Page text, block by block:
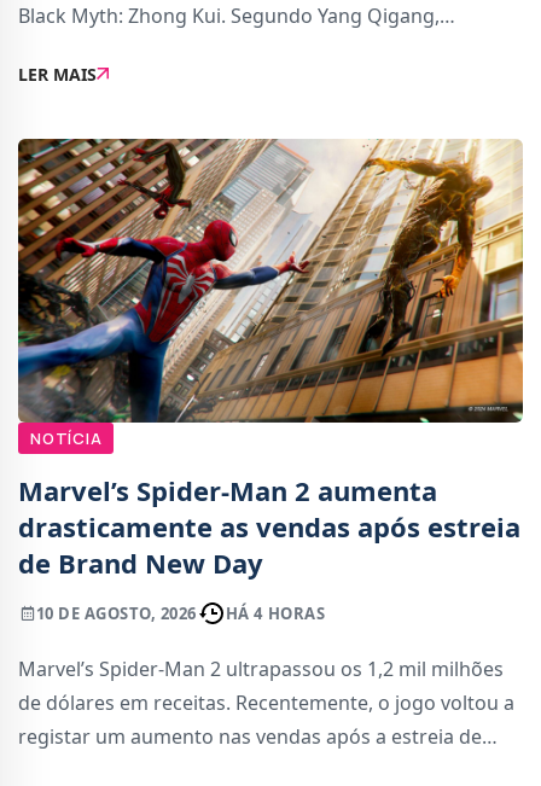
Black Myth: Zhong Kui. Segundo Yang Qigang,
apressar o desenvolvimento do jogo através de fe
LER MAIS
NOTÍCIA
Marvel’s Spider-Man 2 aumenta
drasticamente as vendas após estreia
de Brand New Day
10 DE AGOSTO, 2026 HÁ 4 HORAS
Marvel’s Spider-Man 2 ultrapassou os 1,2 mil milhões
de dólares em receitas. Recentemente, o jogo voltou a
registar um aumento nas vendas após a estreia de